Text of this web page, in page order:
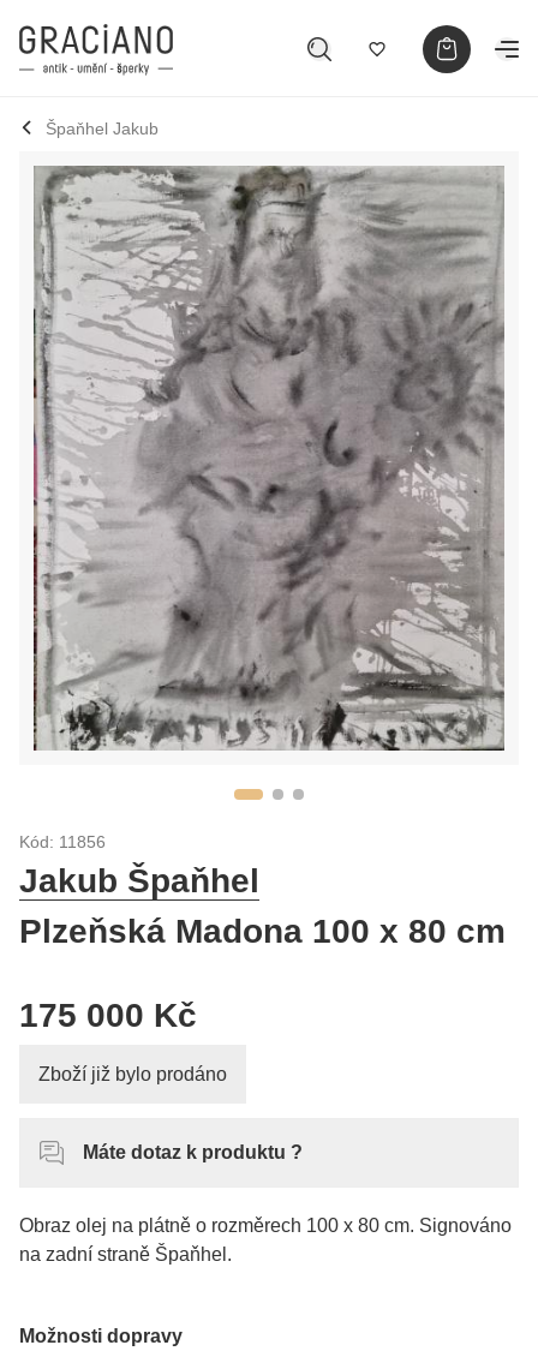
Špaňhel Jakub
Kód: 11856
Jakub Špaňhel
Plzeňská Madona 100 x 80 cm
175 000 Kč
Zboží již bylo prodáno
Máte dotaz k produktu ?
Obraz olej na plátně o rozměrech 100 x 80 cm. Signováno
na zadní straně Špaňhel.
Možnosti dopravy